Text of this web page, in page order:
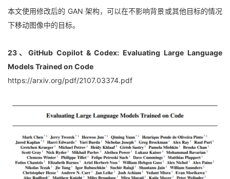
本文使用修改后的 GAN 架构，可以在不影响背景或其他目标的情况
下移动图像中的目标。
23、GitHub Copilot & Codex: Evaluating Large Language
Models Trained on Code
https://arxiv.org/pdf/2107.03374.pdf